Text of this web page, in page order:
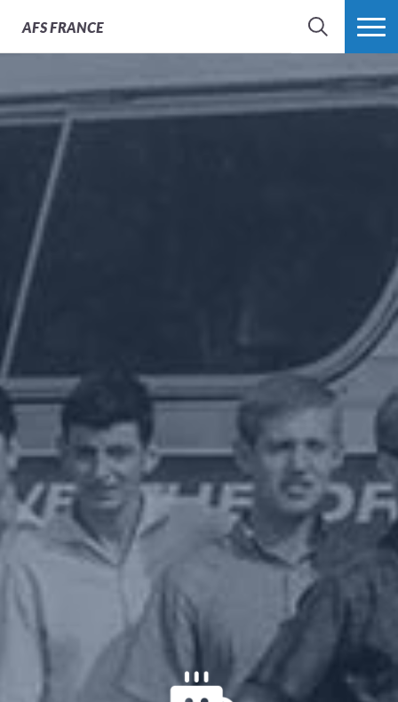
AFSFRANCE
CHERCHER PLUS